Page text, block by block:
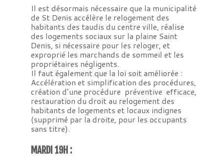
Il est désormais nécessaire que la municipalité
de St Denis accélère le relogement des
habitants des taudis du centre ville, réalise
des logements sociaux sur la plaine Saint
Denis, si nécessaire pour les reloger, et
exproprié les marchands de sommeil et les
propriétaires négligents.
Il faut également que la loi soit améliorée :
Accélération et simplification des procédures,
création d’une procédure préventive efficace,
restauration du droit au relogement des
habitants de logements et locaux indignes
(supprimé par la droite, pour les occupants
sans titre).
MARDI 19H :